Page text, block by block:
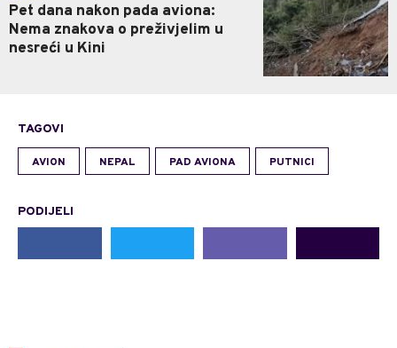
Pet dana nakon pada aviona:
Nema znakova o preživjelim u
nesreći u Kini
TAGOVI
AVION NEPAL PAD AVIONA PUTNICI
PODIJELI